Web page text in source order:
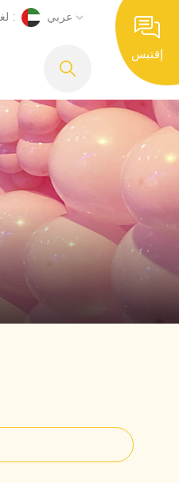
إقتبس
لغة : عربي